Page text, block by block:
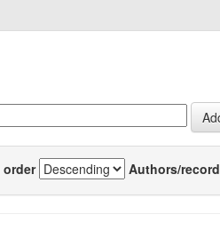
order Authors/record